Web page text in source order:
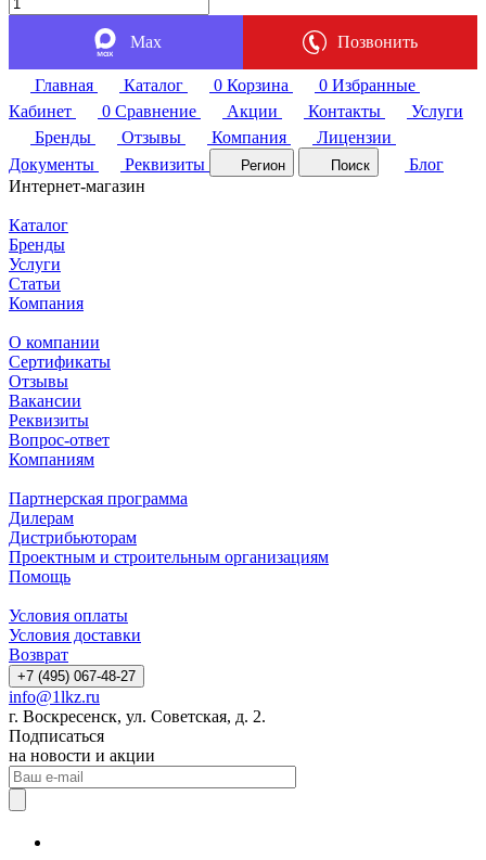
Max Позвонить
Главная Каталог 0 Корзина 0 Избранные
Кабинет
0 Сравнение Акции Контакты
Услуги
Бренды
Отзывы Компания
Лицензии
Документы
Реквизиты Регион Поиск
Блог
Интернет-магазин
Каталог
Бренды
Услуги
Статьи
Компания
О компании
Сертификаты
Отзывы
Вакансии
Реквизиты
Вопрос-ответ
Компаниям
Партнерская программа
Дилерам
Дистрибьюторам
Проектным и строительным организациям
Помощь
Условия оплаты
Условия доставки
Возврат
+7 (495) 067-48-27
info@1lkz.ru
г. Воскресенск, ул. Советская, д. 2.
Подписаться
на новости и акции